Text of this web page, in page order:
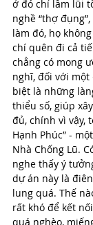
ở đó chỉ lầm lũi
nghề “thợ
làm đó, họ
chí quên đi cả
chẳng có mong
nghĩ, đối với một
biệt là những
thiểu số, giúp
đủ, chính vì vậy,
Hạnh Phúc” -
Nhà Chống Lũ.
nghe thấy ý
dự án này là
lung quá. Thế
rất khó để kết
quá nghèo,